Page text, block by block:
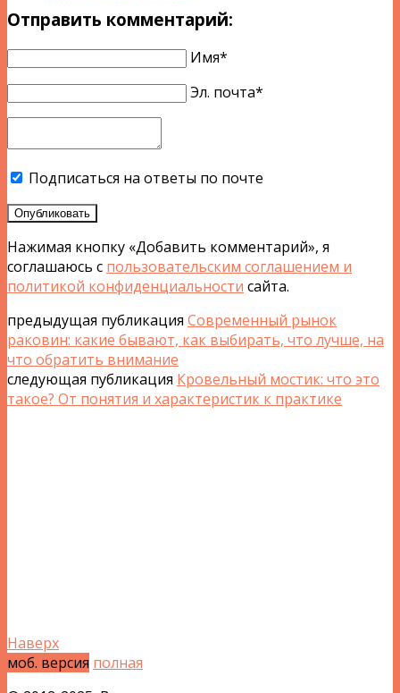
Отправить комментарий:
Имя*
Эл. почта*
Подписаться на ответы по почте
Опубликовать
Нажимая кнопку «Добавить комментарий», я
соглашаюсь с пользовательским соглашением и
политикой конфиденциальности сайта.
предыдущая публикация Современный рынок
раковин: какие бывают, как выбирать, что лучше, на
что обратить внимание
следующая публикация Кровельный мостик: что это
такое? От понятия и характеристик к практике
Наверх
моб. версия полная